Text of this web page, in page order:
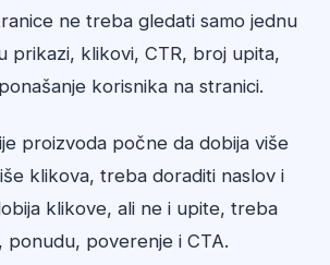
ne treba gledati samo jednu
prikazi, klikovi, CTR, broj upita,
korisnika na stranici.
proizvoda počne da dobija više
klikova, treba doraditi naslov i
klikove, ali ne i upite, treba
ponudu, poverenje i CTA.